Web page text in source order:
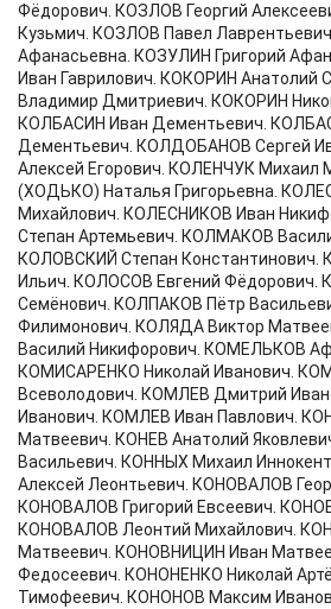
Фёдорович. КОЗЛОВ Георгий
Кузьмич. КОЗЛОВ Павел
Афанасьевна. КОЗУЛИН Григорий
Иван Гаврилович. КОКОРИН Анатолий
Владимир Дмитриевич. КОКОРИН
КОЛБАСИН Иван Дементьевич.
Дементьевич. КОЛДОБАНОВ Сергей
Алексей Егорович. КОЛЕНЧУК Михаил
(ХОДЬКО) Наталья Григорьевна.
Михайлович. КОЛЕСНИКОВ Иван
Степан Артемьевич. КОЛМАКОВ
КОЛОВСКИЙ Степан Константинович.
Ильич. КОЛОСОВ Евгений Фёдорович.
Семёнович. КОЛПАКОВ Пётр
Филимонович. КОЛЯДА Виктор
Василий Никифорович. КОМЕЛЬКОВ
КОМИСАРЕНКО Николай Иванович.
Всеволодович. КОМЛЕВ Дмитрий
Иванович. КОМЛЕВ Иван Павлович.
Матвеевич. КОНЕВ Анатолий
Васильевич. КОННЫХ Михаил
Алексей Леонтьевич. КОНОВАЛОВ
КОНОВАЛОВ Григорий Евсеевич.
КОНОВАЛОВ Леонтий Михайлович.
Матвеевич. КОНОВНИЦИН Иван
Федосеевич. КОНОНЕНКО Николай
Тимофеевич. КОНОНОВ Максим